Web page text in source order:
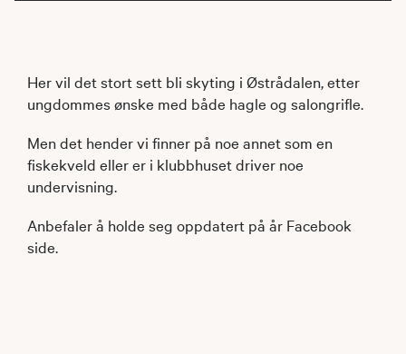
Her vil det stort sett bli skyting i Østrådalen, etter
ungdommes ønske med både hagle og salongrifle.
Men det hender vi finner på noe annet som en
fiskekveld eller er i klubbhuset driver noe
undervisning.
Anbefaler å holde seg oppdatert på år Facebook
side.